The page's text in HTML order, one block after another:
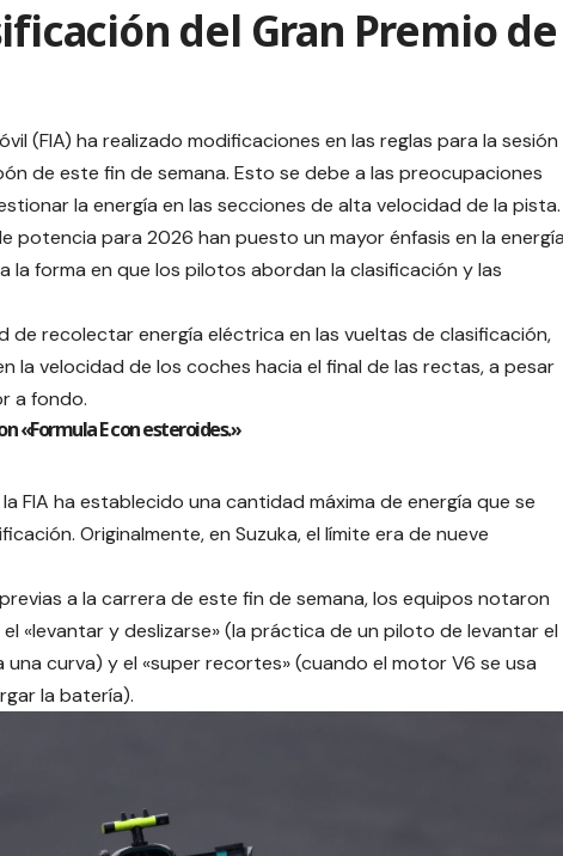
del Gran Premio de
(FIA) ha realizado modificaciones en las reglas para la sesión
de este fin de semana. Esto se debe a las preocupaciones
la energía en las secciones de alta velocidad de la pista.
potencia para 2026 han puesto un mayor énfasis en la
forma en que los pilotos abordan la clasificación y las
de recolectar energía eléctrica en las vueltas de clasificación,
la velocidad de los coches hacia el final de las rectas, a pesar
a fondo.
«Formula E con esteroides.»
FIA ha establecido una cantidad máxima de energía que se
Originalmente, en Suzuka, el límite era de nueve
a la carrera de este fin de semana, los equipos notaron
«levantar y deslizarse» (la práctica de un piloto de levantar el
curva) y el «super recortes» (cuando el motor V6 se usa
la batería).